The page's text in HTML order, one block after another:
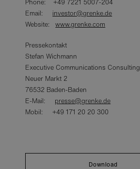
Phone: +49 7221 5007-204
Email: investor@grenke.de
Website:www.grenke.com
Pressekontakt
Stefan Wichmann
Executive Communications Consulting
Neuer Markt 2
76532 Baden-Baden
E-Mail: presse@grenke.de
Mobil: +49 171 20 20 300
Download